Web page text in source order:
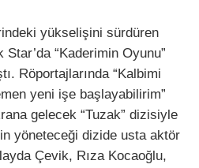
yükselişini sürdüren
Star’da “Kaderimin Oyunu”
Röportajlarında “Kalbimi
yeni işe başlayabilirim”
gelecek “Tuzak” dizisiyle
yöneteceği dizide usta aktör
Çevik, Rıza Kocaoğlu,